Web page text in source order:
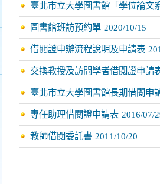
臺北市立大學圖書館「學位論文
圖書館班訪預約單 2020/10/15
借閱證申辦流程說明及申請表
交換教授及訪問學者借閱證申請
臺北市立大學圖書館長期借閱申
專任助理借閱證申請表 2016/07/
教師借閱委託書 2011/10/20